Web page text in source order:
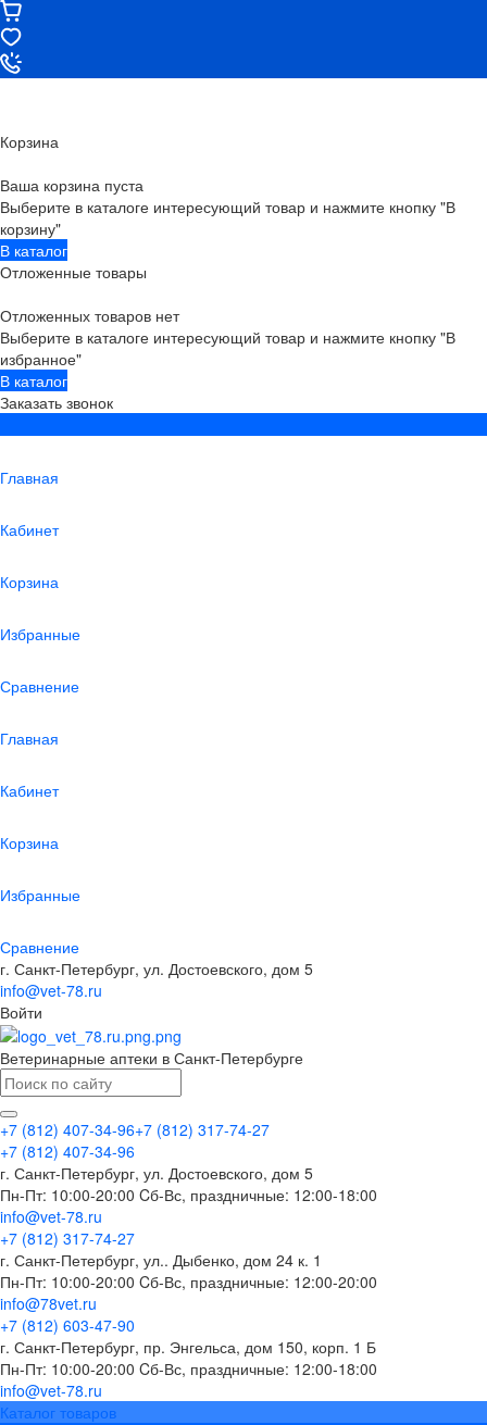
Корзина
Ваша корзина пуста
Выберите в каталоге интересующий товар и нажмите кнопку "В
корзину"
В каталог
Отложенные товары
Отложенных товаров нет
Выберите в каталоге интересующий товар и нажмите кнопку "В
избранное"
В каталог
Заказать звонок
Главная
Кабинет
Корзина
Избранные
Сравнение
Главная
Кабинет
Корзина
Избранные
Сравнение
г. Санкт-Петербург, ул. Достоевского, дом 5
info@vet-78.ru
Войти
Ветеринарные аптеки в Санкт-Петербурге
+7 (812) 407-34-96+7 (812) 317-74-27
+7 (812) 407-34-96
г. Санкт-Петербург, ул. Достоевского, дом 5
Пн-Пт: 10:00-20:00 Cб-Вс, праздничные: 12:00-18:00
info@vet-78.ru
+7 (812) 317-74-27
г. Санкт-Петербург, ул.. Дыбенко, дом 24 к. 1
Пн-Пт: 10:00-20:00 Cб-Вс, праздничные: 12:00-20:00
info@78vet.ru
+7 (812) 603-47-90
г. Санкт-Петербург, пр. Энгельса, дом 150, корп. 1 Б
Пн-Пт: 10:00-20:00 Cб-Вс, праздничные: 12:00-18:00
info@vet-78.ru
Каталог товаров